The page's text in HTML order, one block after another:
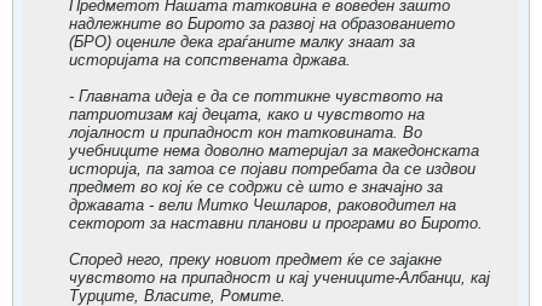
Предметот Нашата татковина е воведен зашто
надлежните во Бирото за развој на образованието
(БРО) оцениле дека граѓаните малку знаат за
историјата на сопствената држава.
- Главната идеја е да се поттикне чувството на
патриотизам кај децата, како и чувството на
лојалност и припадност кон татковината. Во
учебниците нема доволно материјал за македонската
историја, па затоа се појави потребата да се издвои
предмет во кој ќе се содржи сè што е значајно за
државата - вели Митко Чешларов, раководител на
секторот за наставни планови и програми во Бирото.
Според него, преку новиот предмет ќе се зајакне
чувството на припадност и кај учениците-Албанци, кај
Турците, Власите, Ромите.